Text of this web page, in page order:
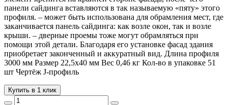
панели сайдинга вставляются в так называемую «пяту» этого
профиля. – может быть использована для обрамления мест, где
заканчивается панель сайдинга: как возле окон, так и возле
крыши. – дверные проемы тоже могут обрамляться при
помощи этой детали. Благодаря его установке фасад здания
приобретает законченный и аккуратный вид. Длина профиля
3000 мм Размер 22,5х40 мм Вес 0,46 кг Кол-во в упаковке 51
шт Чертёж J-профиль
Купить в 1 клик